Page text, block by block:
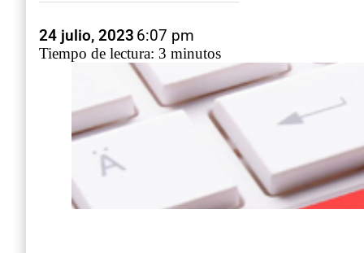
24 julio, 2023 6:07 pm
Tiempo de lectura: 3 minutos